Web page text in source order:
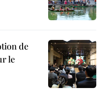
de
le